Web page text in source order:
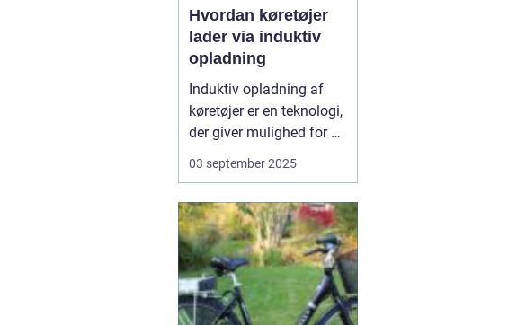
Hvordan køretøjer
lader via induktiv
opladning
Induktiv opladning af
køretøjer er en teknologi,
der giver mulighed for at
oplade uden kabler og
stik. I stedet sker
gennem
elektromagnetiske felter
mellem en sender i
jorden og en modtager i
bilen. Det...
03 september 2025